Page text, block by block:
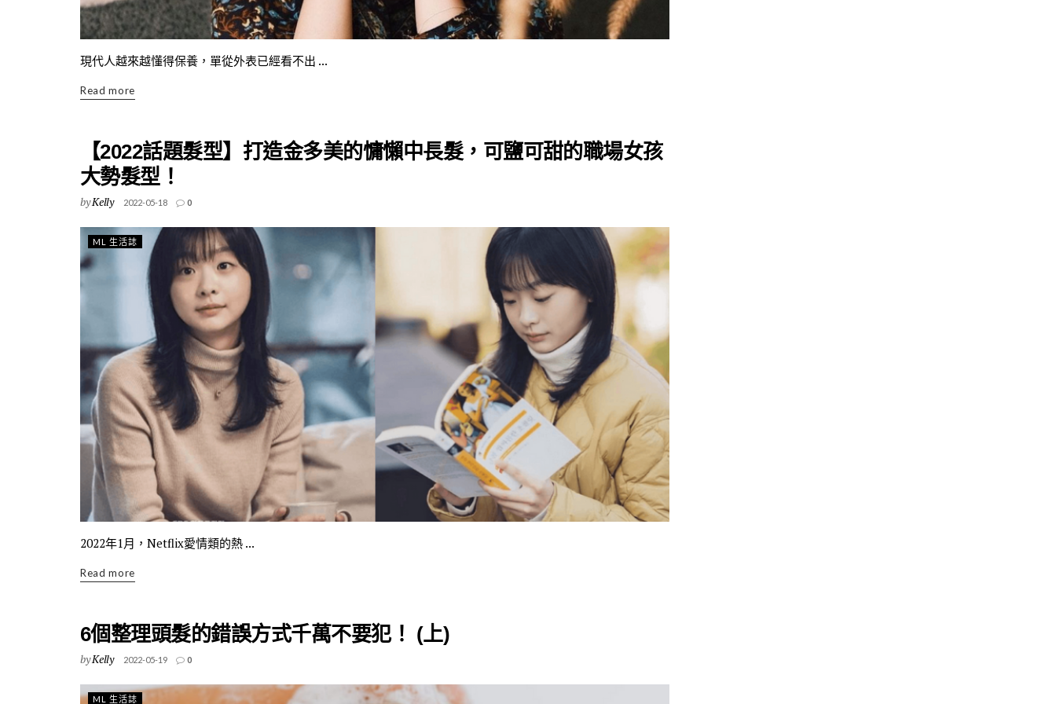
現代人越來越懂得保養，單從外表已經看不出 ...
Read more
【2022話題髮型】打造金多美的慵懶中長髮，可鹽可甜的職場女孩
大勢髮型！
byKelly 2022-05-18 0
ML 生活誌
2022年1月，Netflix愛情類的熱 ...
Read more
6個整理頭髮的錯誤方式千萬不要犯！ (上)
byKelly 2022-05-19 0
ML 生活誌